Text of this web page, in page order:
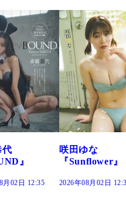
な
』
月02日 12:30
藤水咲桜『花
だまり』
2026年08月02日